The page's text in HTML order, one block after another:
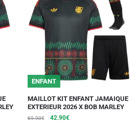
ENFANT
MAILLOT KIT ENFANT JAMAIQUE
EXTERIEUR 2026 X BOB MARLEY
69.90€
Le
42.90€Le
Ce
produit